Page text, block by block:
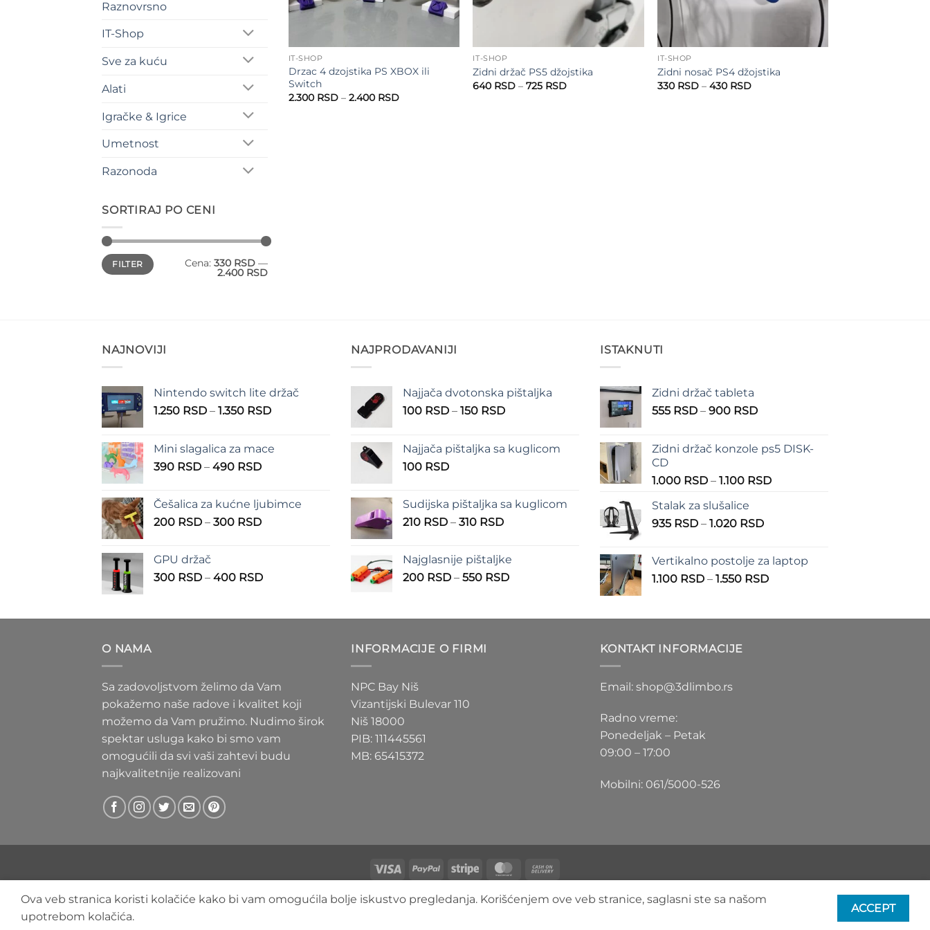
Raznovrsno
IT-Shop
Sve za kuću
Alati
Igračke & Igrice
Umetnost
Razonoda
SORTIRAJ PO CENI
Minimalna
cena
Maksimalna
cenaFILTER Cena: 330 RSD —
2.400 RSD
IT-SHOP
Drzac 4 dzojstika PS XBOX ili
Switch
2.300 RSD – 2.400 RSDRaspon
IT-SHOP
Zidni držač PS5 džojstika
640 RSD – 725 RSDRaspon
IT-SHOP
Zidni nosač PS4 džojstika
330 RSD – 430 RSDRaspon
NAJNOVIJI
Nintendo switch lite držač
1.250 RSD – 1.350 RSDRaspon
1.250 RSD
Mini slagalica za mace
390 RSD – 490 RSDRaspon
390 RSD
do
Češalica za kućne ljubimce
200 RSD – 300 RSDRaspon
do
GPU držač
300 RSD – 400 RSDRaspon
300 RSD
NAJPRODAVANIJI
Najjača dvotonska pištaljka
100 RSD – 150 RSDRaspon
100 RSD
Najjača pištaljka sa kuglicom
100 RSD
Sudijska pištaljka sa kuglicom
210 RSD – 310 RSDRaspon
210 RSD
do
Najglasnije pištaljke
200 RSD – 550 RSDRaspon
200 RSD
ISTAKNUTI
Zidni držač tableta
555 RSD – 900 RSDRaspon
555 RSD
900 RSD
Zidni držač konzole ps5 DISK-
CD
1.000 RSD – 1.100 RSDRaspon
Stalak za slušalice
935 RSD – 1.020 RSDRaspon
935 RSD
do
Vertikalno postolje za laptop
1.100 RSD – 1.550 RSDRaspon
1.100 RSD
O NAMA
Sa zadovoljstvom želimo da Vam
pokažemo naše radove i kvalitet koji
možemo da Vam pružimo. Nudimo širok
spektar usluga kako bi smo vam
omogućili da svi vaši zahtevi budu
najkvalitetnije realizovani
INFORMACIJE O FIRMI
NPC Bay Niš
Vizantijski Bulevar 110
Niš 18000
PIB: 111445561
MB: 65415372
KONTAKT INFORMACIJE
Email: shop@3dlimbo.rs
Radno vreme:
Ponedeljak – Petak
09:00 – 17:00
Mobilni: 061/5000-526
Visa PayPal Stripe MasterCard
On
Delivery
O NAMA BLOG FAQ KONTAKT
Ova veb stranica koristi kolačiće kako bi vam omogućila bolje iskustvo pregledanja. Korišćenjem ove veb stranice, saglasni ste sa našom
upotrebom kolačića.
ACCEPT